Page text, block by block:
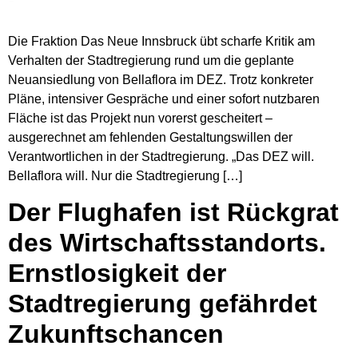
Die Fraktion Das Neue Innsbruck übt scharfe Kritik am
Verhalten der Stadtregierung rund um die geplante
Neuansiedlung von Bellaflora im DEZ. Trotz konkreter
Pläne, intensiver Gespräche und einer sofort nutzbaren
Fläche ist das Projekt nun vorerst gescheitert –
ausgerechnet am fehlenden Gestaltungswillen der
Verantwortlichen in der Stadtregierung. „Das DEZ will.
Bellaflora will. Nur die Stadtregierung […]
Der Flughafen ist Rückgrat
des Wirtschaftsstandorts.
Ernstlosigkeit der
Stadtregierung gefährdet
Zukunftschancen